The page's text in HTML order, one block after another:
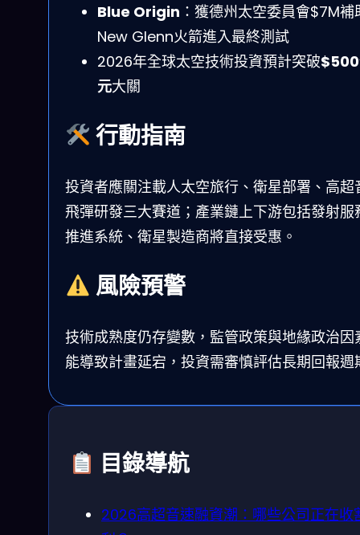
Blue Origin ：獲德州太空委員會$7M補
New Glenn火箭進入最終測試
2026年全球太空技術投資預計突破
元大關
行動指南
投資者應關注載人太空旅行、衛星部署、高超
飛彈研發三大賽道；產業鏈上下游包括發射服
推進系統、衛星製造商將直接受惠。
風險預警
技術成熟度仍存變數，監管政策與地緣政治因
能導致計畫延宕，投資需審慎評估長期回報週
目錄導航
2026高超音速融資潮：哪些公司正在收